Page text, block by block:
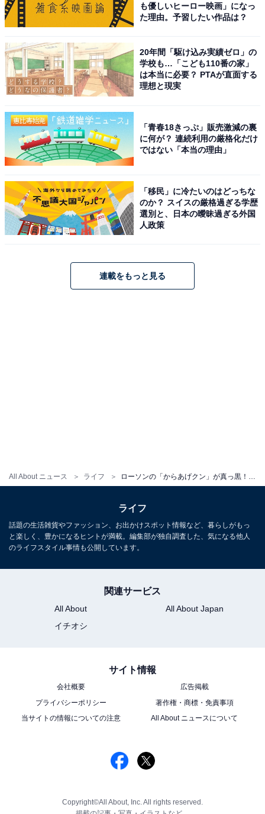
All About ニュース ライフ ローソンの「からあげクン」が真っ黒！ 日清焼そばU.F.O.の濃厚ソースでインパクト強すぎ
も優しいヒーロー映画」になっ
た理由。予習したい作品は？
20年間「駆け込み実績ゼロ」の
学校も…「こども110番の家」
は本当に必要？ PTAが直面する
理想と現実
「青春18きっぷ」販売激減の裏
に何が？ 連続利用の厳格化だけ
ではない「本当の理由」
「移民」に冷たいのはどっちな
のか？ スイスの厳格過ぎる学歴
選別と、日本の曖昧過ぎる外国
人政策
連載をもっと見る
ライフ
話題の生活雑貨やファッション、お出かけスポット情報など、暮らしがもっ
と楽しく、豊かになるヒントが満載。編集部が独自調査した、気になる他人
のライフスタイル事情も公開しています。
関連サービス
All About
All About Japan
イチオシ
サイト情報
会社概要
広告掲載
プライバシーポリシー
著作権・商標・免責事項
当サイトの情報についての注意
All About ニュースについて
Copyright©All About, Inc. All rights reserved.